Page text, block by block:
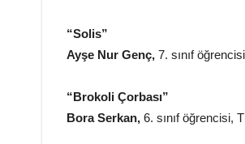
“Solis”
Ayşe Nur Genç, 7. sınıf
“Brokoli Çorbası”
Bora Serkan, 6. sınıf öğrencisi,